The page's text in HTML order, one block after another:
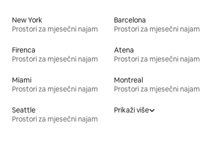
New York
Prostori za mjesečni najam
Barcelona
Prostori za mjesečni najam
Firenca
Prostori za mjesečni najam
Atena
Prostori za mjesečni najam
Miami
Prostori za mjesečni najam
Montreal
Prostori za mjesečni najam
Seattle
Prostori za mjesečni najam
Prikaži više